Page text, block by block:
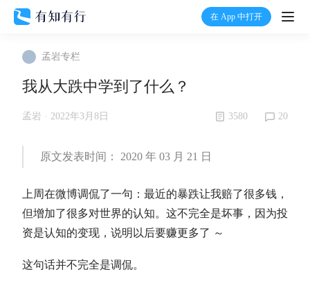
在 App 中打开
打
有行
温度计
加入我们
孟岩专栏
我从大跌中学到了什么？
孟岩 · 2022年3月8日 3580 20
原文发表时间： 2020 年 03 月 21 日
上周在微博调侃了一句：最近的暴跌让我赔了很多钱，
但增加了很多对世界的认知。这不完全是坏事，因为投
资是认知的变现，说明以后要赚更多了 ～
这句话并不完全是调侃。